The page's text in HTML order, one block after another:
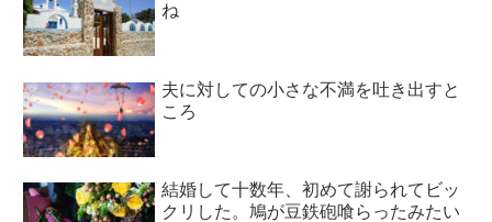
ね
夫に対しての小さな不満を吐き出すと
ころ
結婚して十数年、初めて謝られてビッ
クリした。鳩が豆鉄砲喰らったみたい